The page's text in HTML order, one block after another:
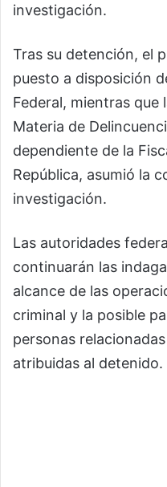
investigación.
Tras su detención, el
puesto a disposición
Federal, mientras que
Materia de
dependiente de la
República, asumió la
investigación.
Las autoridades
continuarán las
alcance de las
criminal y la posible
personas
atribuidas al detenido.